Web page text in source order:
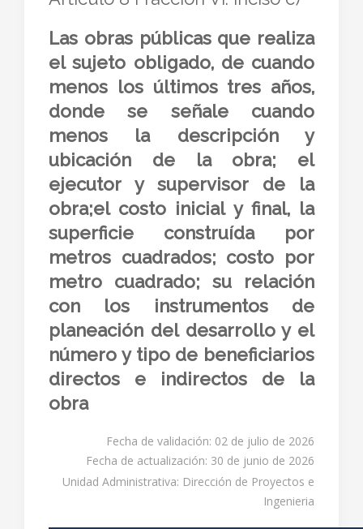
Las obras públicas que realiza
el sujeto obligado, de cuando
menos los últimos tres años,
donde se señale cuando
menos la descripción y
ubicación de la obra; el
ejecutor y supervisor de la
obra;el costo inicial y final, la
superficie construída por
metros cuadrados; costo por
metro cuadrado; su relación
con los instrumentos de
planeación del desarrollo y el
número y tipo de beneficiarios
directos e indirectos de la
obra
Fecha de validación: 02 de julio de 2026
Fecha de actualización: 30 de junio de 2026
Unidad Administrativa: Dirección de Proyectos e
Ingenieria